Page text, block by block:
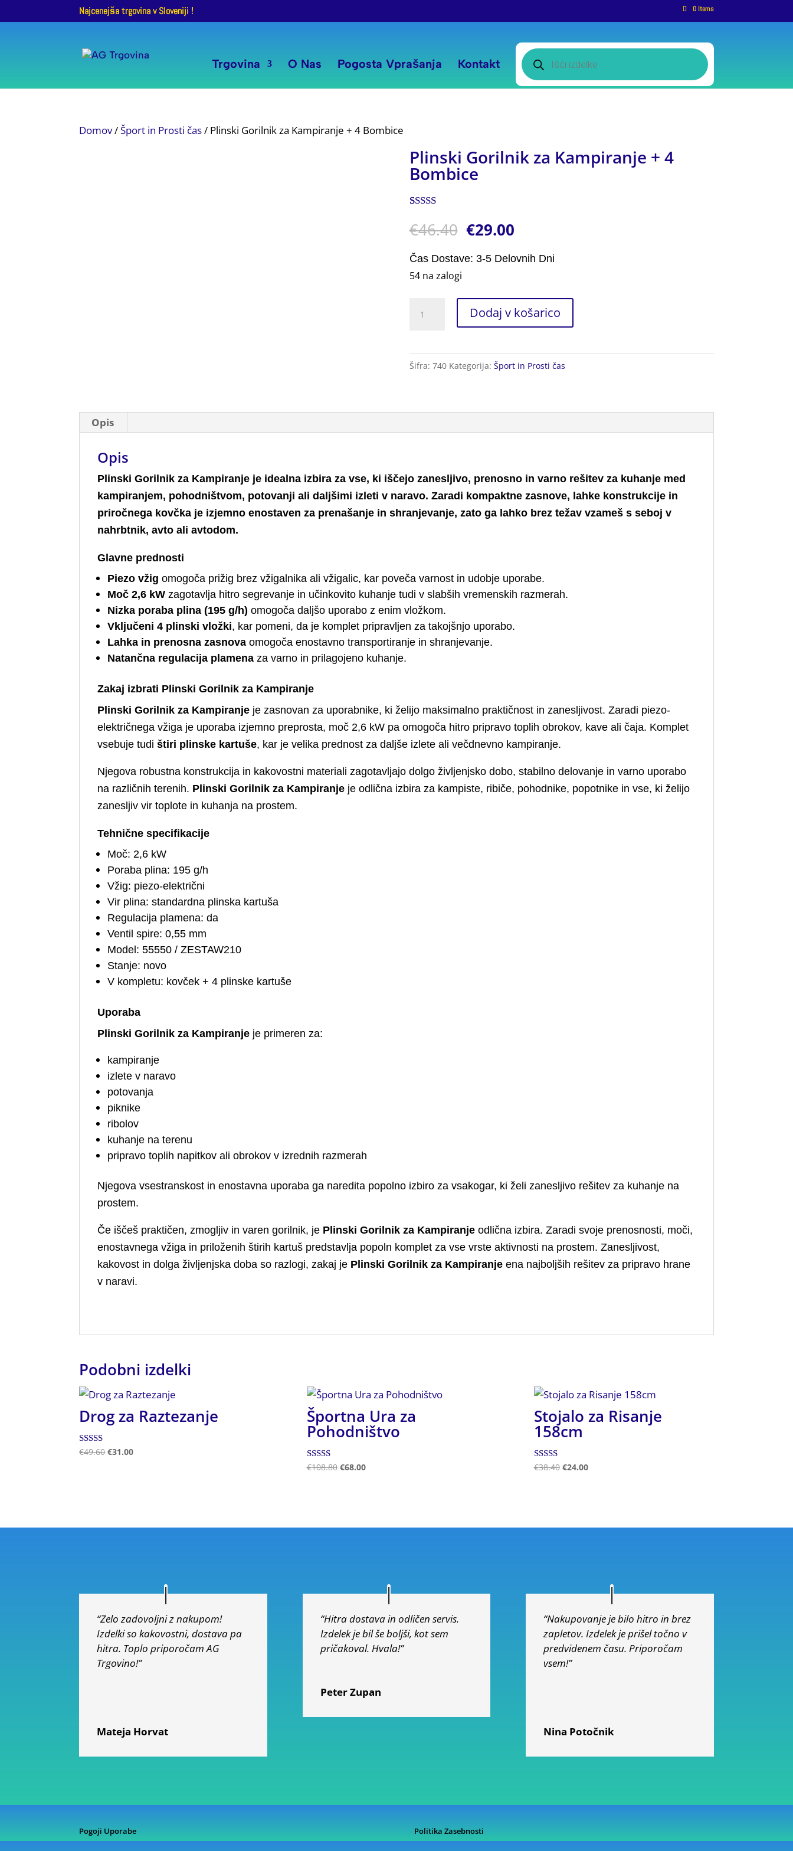
Najcenejša trgovina v Sloveniji ! 0 Items
Trgovina O Nas Pogosta Vprašanja Kontakt
Products
search
Domov/Šport in Prosti čas/ Plinski Gorilnik za Kampiranje + 4 Bombice
Plinski Gorilnik za Kampiranje + 4
Bombice
5.00 od 5 na
podlagi
stranke
€46.40 €29.00
Čas Dostave: 3-5 Delovnih Dni
54 na zalogi
Gorilnik
Kampiranje
+
Dodaj v košarico
Šifra: 740 Kategorija: Šport in Prosti čas
Opis
Opis
Plinski Gorilnik za Kampiranje je idealna izbira za vse, ki iščejo zanesljivo, prenosno in varno rešitev za kuhanje med
kampiranjem, pohodništvom, potovanji ali daljšimi izleti v naravo. Zaradi kompaktne zasnove, lahke konstrukcije in
priročnega kovčka je izjemno enostaven za prenašanje in shranjevanje, zato ga lahko brez težav vzameš s seboj v
nahrbtnik, avto ali avtodom.
Glavne prednosti
Piezo vžig omogoča prižig brez vžigalnika ali vžigalic, kar poveča varnost in udobje uporabe.
Moč 2,6 kW zagotavlja hitro segrevanje in učinkovito kuhanje tudi v slabših vremenskih razmerah.
Nizka poraba plina (195 g/h) omogoča daljšo uporabo z enim vložkom.
Vključeni 4 plinski vložki, kar pomeni, da je komplet pripravljen za takojšnjo uporabo.
Lahka in prenosna zasnova omogoča enostavno transportiranje in shranjevanje.
Natančna regulacija plamena za varno in prilagojeno kuhanje.
Zakaj izbrati Plinski Gorilnik za Kampiranje
Plinski Gorilnik za Kampiranje je zasnovan za uporabnike, ki želijo maksimalno praktičnost in zanesljivost. Zaradi piezo-
električnega vžiga je uporaba izjemno preprosta, moč 2,6 kW pa omogoča hitro pripravo toplih obrokov, kave ali čaja. Komplet
vsebuje tudištiri plinske kartuše, kar je velika prednost za daljše izlete ali večdnevno kampiranje.
Njegova robustna konstrukcija in kakovostni materiali zagotavljajo dolgo življenjsko dobo, stabilno delovanje in varno uporabo
na različnih terenih. Plinski Gorilnik za Kampiranje je odlična izbira za kampiste, ribiče, pohodnike, popotnike in vse, ki želijo
zanesljiv vir toplote in kuhanja na prostem.
Tehnične specifikacije
Moč: 2,6 kW
Poraba plina: 195 g/h
Vžig: piezo-električni
Vir plina: standardna plinska kartuša
Regulacija plamena: da
Ventil spire: 0,55 mm
Model: 55550 / ZESTAW210
Stanje: novo
V kompletu: kovček + 4 plinske kartuše
Uporaba
Plinski Gorilnik za Kampiranje je primeren za:
kampiranje
izlete v naravo
potovanja
piknike
ribolov
kuhanje na terenu
pripravo toplih napitkov ali obrokov v izrednih razmerah
Njegova vsestranskost in enostavna uporaba ga naredita popolno izbiro za vsakogar, ki želi zanesljivo rešitev za kuhanje na
prostem.
Če iščeš praktičen, zmogljiv in varen gorilnik, je Plinski Gorilnik za Kampiranje odlična izbira. Zaradi svoje prenosnosti, moči,
enostavnega vžiga in priloženih štirih kartuš predstavlja popoln komplet za vse vrste aktivnosti na prostem. Zanesljivost,
kakovost in dolga življenjska doba so razlogi, zakaj je Plinski Gorilnik za Kampiranje ena najboljših rešitev za pripravo hrane
v naravi.
Podobni izdelki
Drog za Raztezanje
Ocenjeno
€49.60 €31.00
Športna Ura za
Pohodništvo
Ocenjeno
€108.80 €68.00
Stojalo za Risanje
158cm
Ocenjeno
€38.40 €24.00
“Zelo zadovoljni z nakupom!
Izdelki so kakovostni, dostava pa
hitra. Toplo priporočam AG
Trgovino!”
Mateja Horvat
“Hitra dostava in odličen servis.
Izdelek je bil še boljši, kot sem
pričakoval. Hvala!”
Peter Zupan
“Nakupovanje je bilo hitro in brez
zapletov. Izdelek je prišel točno v
predvidenem času. Priporočam
vsem!”
Nina Potočnik
Pogoji Uporabe Politika Zasebnosti